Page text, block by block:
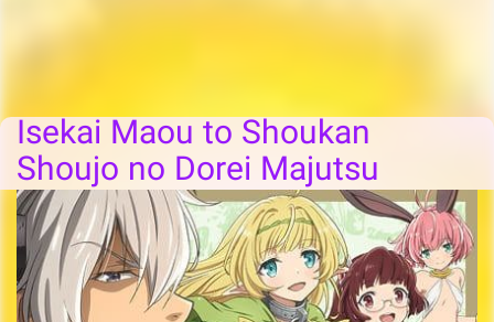
Isekai Maou to Shoukan
Shoujo no Dorei Majutsu